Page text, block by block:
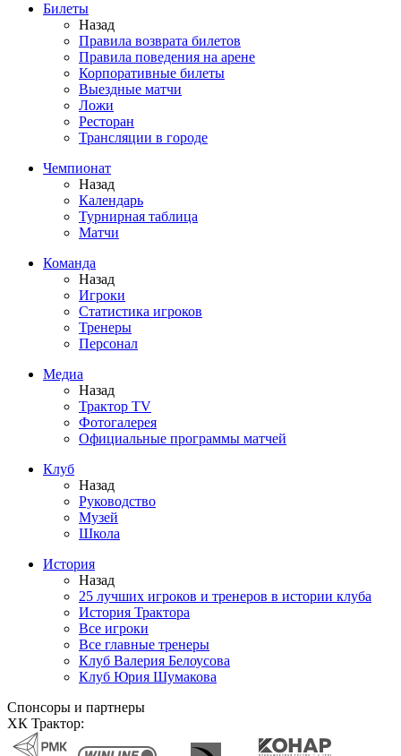
Билеты
Назад
Правила возврата билетов
Правила поведения на арене
Корпоративные билеты
Выездные матчи
Ложи
Ресторан
Трансляции в городе
Чемпионат
Назад
Календарь
Турнирная таблица
Матчи
Команда
Назад
Игроки
Статистика игроков
Тренеры
Персонал
Медиа
Назад
Трактор TV
Фотогалерея
Официальные программы матчей
Клуб
Назад
Руководство
Музей
Школа
История
Назад
25 лучших игроков и тренеров в истории клуба
История Трактора
Все игроки
Все главные тренеры
Клуб Валерия Белоусова
Клуб Юрия Шумакова
Спонсоры и партнеры
ХК Трактор: